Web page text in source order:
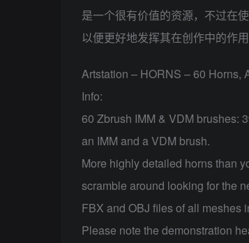
是一个很有价值的资源，不过在
以便更好地发挥其在创作中的作用
Artstation – HORNS – 60 Horns,
Info:
60 Zbrush IMM & VDM brushes:
an IMM and a VDM brush.
More highly detailed horns than
scramble around looking for the
FBX and OBJ files of all meshes
Please note the demonstration